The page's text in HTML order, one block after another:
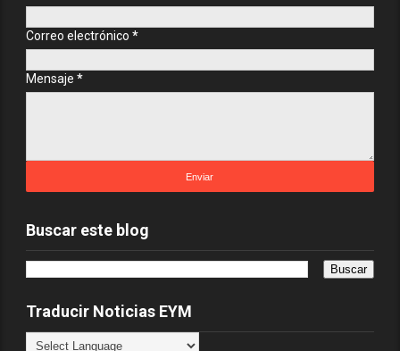
Correo electrónico *
Mensaje *
Buscar este blog
Traducir Noticias EYM